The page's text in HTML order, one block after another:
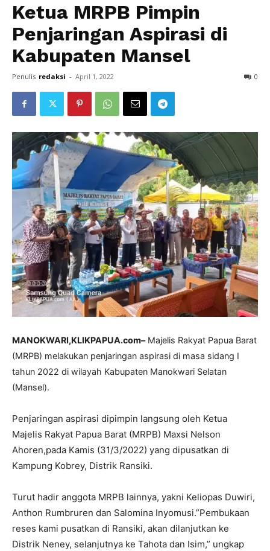
Ketua MRPB Pimpin
Penjaringan Aspirasi di
Kabupaten Mansel
Penulis redaksi - April 1, 2022 0
MANOKWARI,KLIKPAPUA.com–Majelis Rakyat Papua Barat
(MRPB) melakukan penjaringan aspirasi di masa sidang I
tahun 2022 di wilayah Kabupaten Manokwari Selatan
(Mansel).
Penjaringan aspirasi dipimpin langsung oleh Ketua
Majelis Rakyat Papua Barat (MRPB) Maxsi Nelson
Ahoren,pada Kamis (31/3/2022) yang dipusatkan di
Kampung Kobrey, Distrik Ransiki.
Turut hadir anggota MRPB lainnya, yakni Keliopas Duwiri,
Anthon Rumbruren dan Salomina Inyomusi.”Pembukaan
reses kami pusatkan di Ransiki, akan dilanjutkan ke
Distrik Neney, selanjutnya ke Tahota dan Isim,” ungkap